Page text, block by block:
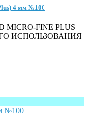
4 мм №100
FINE PLUS
ИСПОЛЬЗОВАНИЯ